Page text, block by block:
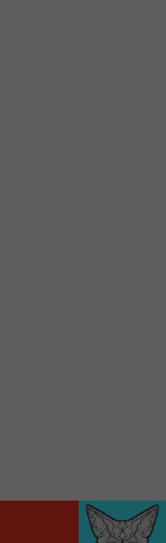
en un clic!